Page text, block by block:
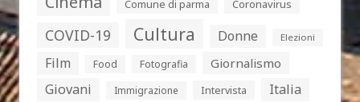
Comune di parma Coronavirus
COVID-19 Cultura Donne Elezioni
Film Food Fotografia Giornalismo
Giovani Immigrazione Intervista Italia